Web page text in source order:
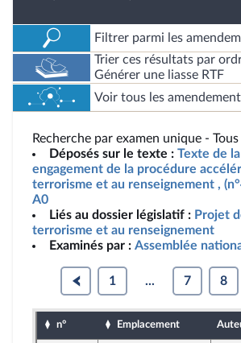
Filtrer parmi les
Trier ces résultats par
Générer une liasse RTF
Voir tous les
Recherche par examen unique -
Déposés sur le texte : Texte de
engagement de la procédure
terrorisme et au renseignement ,
A0
Liés au dossier législatif : Projet
terrorisme et au renseignement
Examinés par : Assemblée
1 ... 7 8
n° Emplacement